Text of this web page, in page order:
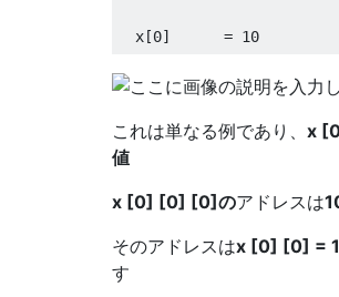
  x
[0] = 10
これは単なる例であり、 x
値
x [0] [0] [0]のアドレスは
そのアドレスはx [0] [0] =
す